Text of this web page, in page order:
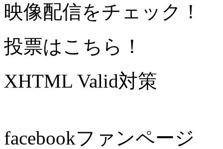
映像配信をチェック！
投票はこちら！
XHTML Valid対策
facebookファンページ